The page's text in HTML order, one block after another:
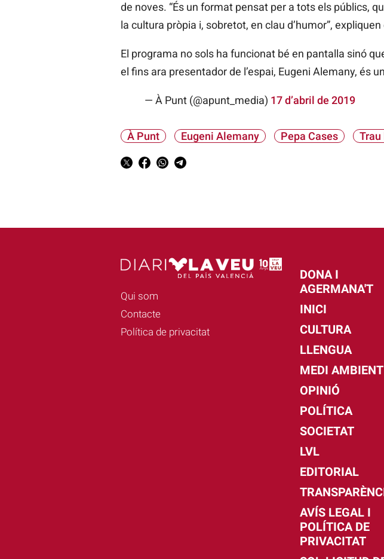
de noves. “És un format pensat per a tots els públics,
la cultura pròpia i, sobretot, en clau d’humor”, expliquen
El programa no sols ha funcionat bé en pantalla sinó
el fins ara presentador de l’espai, Eugeni Alemany, és
— À Punt (@apunt_media) 17 d’abril de 2019
À Punt Eugeni Alemany Pepa Cases Trau
Qui som
Contacte
Política de privacitat
DONA I
AGERMANA'T
INICI
CULTURA
LLENGUA
MEDI AMBIENT
OPINIÓ
POLÍTICA
SOCIETAT
LVL
EDITORIAL
AVÍS LEGAL I
POLÍTICA DE
PRIVACITAT